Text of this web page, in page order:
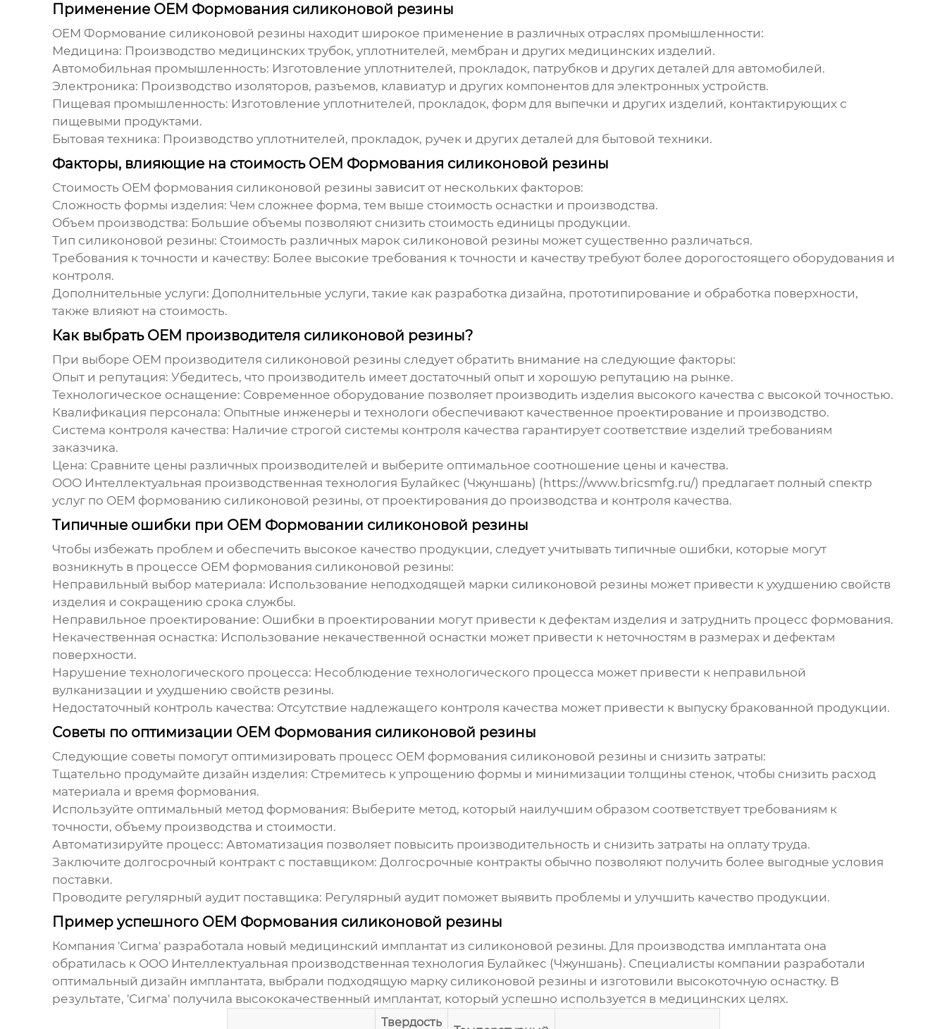
Применение OEM Формования силиконовой резины
OEM Формование силиконовой резины находит широкое применение в различных отраслях промышленности:
Медицина: Производство медицинских трубок, уплотнителей, мембран и других медицинских изделий.
Автомобильная промышленность: Изготовление уплотнителей, прокладок, патрубков и других деталей для автомобилей.
Электроника: Производство изоляторов, разъемов, клавиатур и других компонентов для электронных устройств.
Пищевая промышленность: Изготовление уплотнителей, прокладок, форм для выпечки и других изделий, контактирующих с
пищевыми продуктами.
Бытовая техника: Производство уплотнителей, прокладок, ручек и других деталей для бытовой техники.
Факторы, влияющие на стоимость OEM Формования силиконовой резины
Стоимость OEM формования силиконовой резины зависит от нескольких факторов:
Сложность формы изделия: Чем сложнее форма, тем выше стоимость оснастки и производства.
Объем производства: Большие объемы позволяют снизить стоимость единицы продукции.
Тип силиконовой резины: Стоимость различных марок силиконовой резины может существенно различаться.
Требования к точности и качеству: Более высокие требования к точности и качеству требуют более дорогостоящего оборудования и
контроля.
Дополнительные услуги: Дополнительные услуги, такие как разработка дизайна, прототипирование и обработка поверхности,
также влияют на стоимость.
Как выбрать OEM производителя силиконовой резины?
При выборе OEM производителя силиконовой резины следует обратить внимание на следующие факторы:
Опыт и репутация: Убедитесь, что производитель имеет достаточный опыт и хорошую репутацию на рынке.
Технологическое оснащение: Современное оборудование позволяет производить изделия высокого качества с высокой точностью.
Квалификация персонала: Опытные инженеры и технологи обеспечивают качественное проектирование и производство.
Система контроля качества: Наличие строгой системы контроля качества гарантирует соответствие изделий требованиям
заказчика.
Цена: Сравните цены различных производителей и выберите оптимальное соотношение цены и качества.
ООО Интеллектуальная производственная технология Булайкес (Чжуншань) ( https://www.bricsmfg.ru/) предлагает полный спектр
услуг по OEM формованию силиконовой резины, от проектирования до производства и контроля качества.
Типичные ошибки при OEM Формовании силиконовой резины
Чтобы избежать проблем и обеспечить высокое качество продукции, следует учитывать типичные ошибки, которые могут
возникнуть в процессе OEM формования силиконовой резины:
Неправильный выбор материала: Использование неподходящей марки силиконовой резины может привести к ухудшению свойств
изделия и сокращению срока службы.
Неправильное проектирование: Ошибки в проектировании могут привести к дефектам изделия и затруднить процесс формования.
Некачественная оснастка: Использование некачественной оснастки может привести к неточностям в размерах и дефектам
поверхности.
Нарушение технологического процесса: Несоблюдение технологического процесса может привести к неправильной
вулканизации и ухудшению свойств резины.
Недостаточный контроль качества: Отсутствие надлежащего контроля качества может привести к выпуску бракованной продукции.
Советы по оптимизации OEM Формования силиконовой резины
Следующие советы помогут оптимизировать процесс OEM формования силиконовой резины и снизить затраты:
Тщательно продумайте дизайн изделия: Стремитесь к упрощению формы и минимизации толщины стенок, чтобы снизить расход
материала и время формования.
Используйте оптимальный метод формования: Выберите метод, который наилучшим образом соответствует требованиям к
точности, объему производства и стоимости.
Автоматизируйте процесс: Автоматизация позволяет повысить производительность и снизить затраты на оплату труда.
Заключите долгосрочный контракт с поставщиком: Долгосрочные контракты обычно позволяют получить более выгодные условия
поставки.
Проводите регулярный аудит поставщика: Регулярный аудит поможет выявить проблемы и улучшить качество продукции.
Пример успешного OEM Формования силиконовой резины
Компания 'Сигма' разработала новый медицинский имплантат из силиконовой резины. Для производства имплантата она
обратилась к ООО Интеллектуальная производственная технология Булайкес (Чжуншань). Специалисты компании разработали
оптимальный дизайн имплантата, выбрали подходящую марку силиконовой резины и изготовили высокоточную оснастку. В
результате, 'Сигма' получила высококачественный имплантат, который успешно используется в медицинских целях.
Твердость